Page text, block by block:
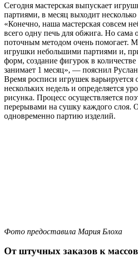
Сегодня мастерская выпускает
партиями, в месяц выходит
«Конечно, наша мастерская совсем
всего одну печь для обжига. Но сама
поточным методом очень помогает.
игрушки небольшими партиями и,
форм, создание фигурок в
занимает 1 месяц», — пояснил
Время росписи игрушек варьируется
нескольких недель и определяется
рисунка. Процесс осуществляется
перерывами на сушку каждого слоя.
одновременно партию изделий.
Фото предоставила Мария Блоха
От штучных заказов к